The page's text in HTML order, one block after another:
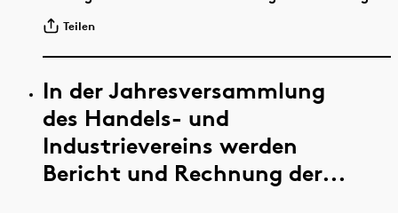
Teilen
In der Jahresversammlung
des Handels- und
Industrievereins werden
Bericht und Rechnung der...